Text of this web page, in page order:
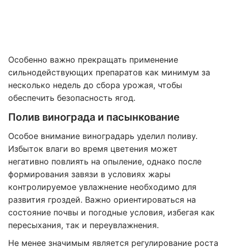
Особенно важно прекращать применение
сильнодействующих препаратов как минимум за
несколько недель до сбора урожая, чтобы
обеспечить безопасность ягод.
Полив винограда и пасынкование
Особое внимание виноградарь уделил поливу.
Избыток влаги во время цветения может
негативно повлиять на опыление, однако после
формирования завязи в условиях жары
контролируемое увлажнение необходимо для
развития гроздей. Важно ориентироваться на
состояние почвы и погодные условия, избегая как
пересыхания, так и переувлажнения.
Не менее значимым является регулирование роста